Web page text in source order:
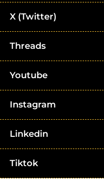
X (Twitter)
Threads
Youtube
Instagram
Linkedin
Tiktok